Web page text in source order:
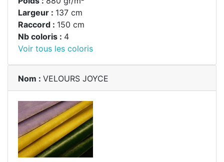
Largeur : 137 cm
Raccord : 150 cm
Nb coloris : 4
Voir tous les coloris
Nom : VELOURS JOYCE